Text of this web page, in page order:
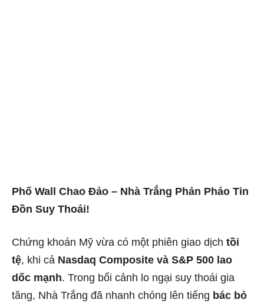
Phố Wall Chao Đảo – Nhà Trắng Phản Pháo Tin
Đồn Suy Thoái!
Chứng khoán Mỹ vừa có một phiên giao dịch tồi
tệ, khi cả Nasdaq Composite và S&P 500 lao
dốc mạnh. Trong bối cảnh lo ngại suy thoái gia
tăng, Nhà Trắng đã nhanh chóng lên tiếng bác bỏ